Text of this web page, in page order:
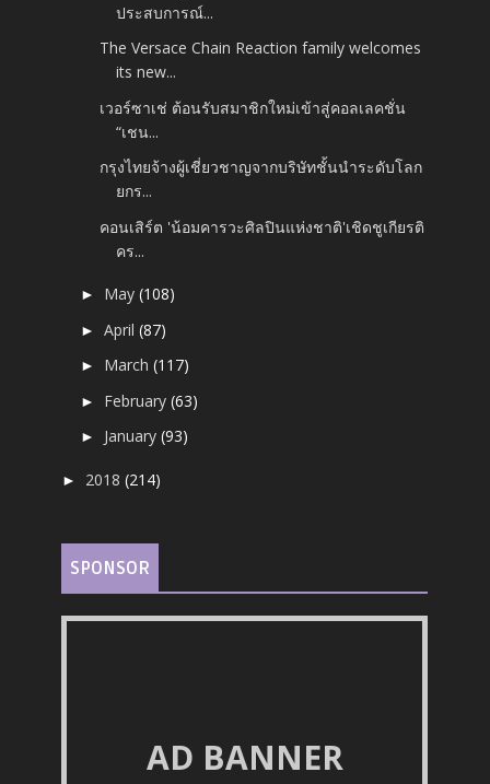
ประสบการณ์...
The Versace Chain Reaction family welcomes
its new...
เวอร์ซาเช่ ต้อนรับสมาชิกใหม่เข้าสู่คอลเลคชั่น
“เชน...
กรุงไทยจ้างผู้เชี่ยวชาญจากบริษัทชั้นนำระดับโลก
ยกร...
คอนเสิร์ต 'น้อมคารวะศิลปินแห่งชาติ'เชิดชูเกียรติ
คร...
► May(108)
►April(87)
► March(117)
► February(63)
► January(93)
► 2018(214)
SPONSOR
AD BANNER